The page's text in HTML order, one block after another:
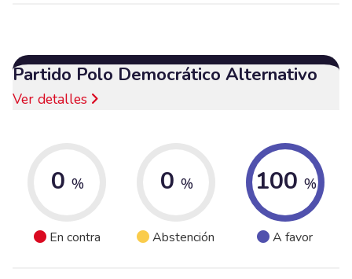
Partido Polo Democrático Alternativo
Ver detalles
0 %
En contra
0 %
Abstención
100 %
A favor